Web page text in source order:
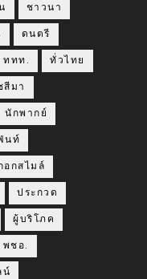
ชาวนา
ดนตรี
ททท. ทั่วไทย
สีมา
นักพากย์
นท์
อกสไมล์
ประกวด
ผู้บริโภค
พชอ.
น์